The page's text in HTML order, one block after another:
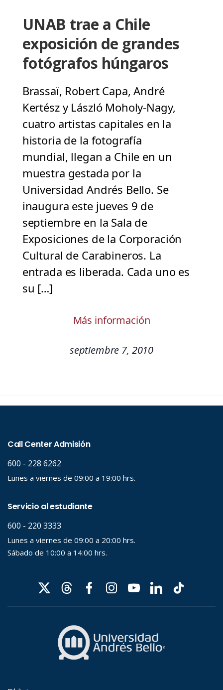
UNAB trae a Chile
exposición de grandes
fotógrafos húngaros
Brassaï, Robert Capa, André
Kertész y László Moholy-Nagy,
cuatro artistas capitales en la
historia de la fotografía
mundial, llegan a Chile en un
muestra gestada por la
Universidad Andrés Bello. Se
inaugura este jueves 9 de
septiembre en la Sala de
Exposiciones de la Corporación
Cultural de Carabineros. La
entrada es liberada. Cada uno es
su […]
Más información
septiembre 7, 2010